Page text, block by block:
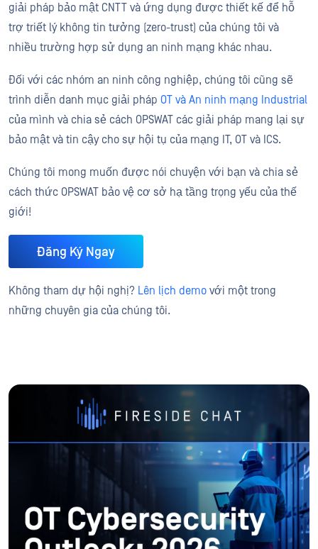
giải pháp bảo mật CNTT và ứng dụng được thiết kế để hỗ
trợ triết lý không tin tưởng (zero-trust) của chúng tôi và
nhiều trường hợp sử dụng an ninh mạng khác nhau.
Đối với các nhóm an ninh công nghiệp, chúng tôi cũng sẽ
trình diễn danh mục giải pháp OT và An ninh mạng Industrial
của mình và chia sẻ cách OPSWAT các giải pháp mang lại sự
bảo mật và tin cậy cho sự hội tụ của mạng IT, OT và ICS.
Chúng tôi mong muốn được nói chuyện với bạn và chia sẻ
cách thức OPSWAT bảo vệ cơ sở hạ tầng trọng yếu của thế
giới!
Đăng Ký Ngay
Không tham dự hội nghị? Lên lịch demo với một trong
những chuyên gia của chúng tôi.